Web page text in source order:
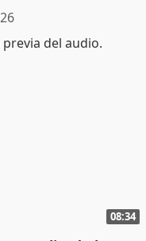
08:34